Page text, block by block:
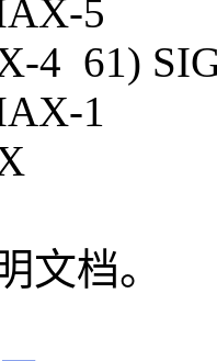
5
4 61)
1
文档。